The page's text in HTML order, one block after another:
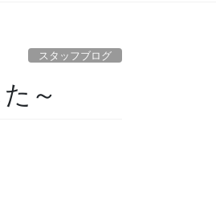
スタッフブログ
～